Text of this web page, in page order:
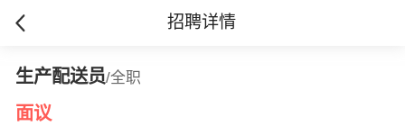
招聘详情
生产配送员/全职
面议